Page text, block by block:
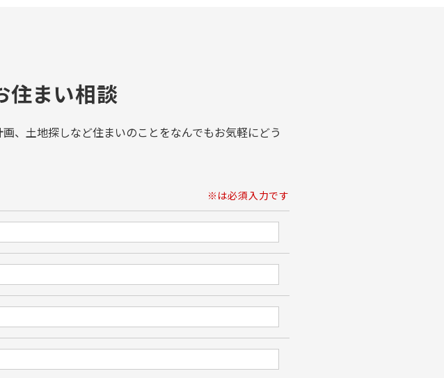
住まい相談
、土地探しなど住まいのことをなんでもお気軽にどう
※は必須入力です